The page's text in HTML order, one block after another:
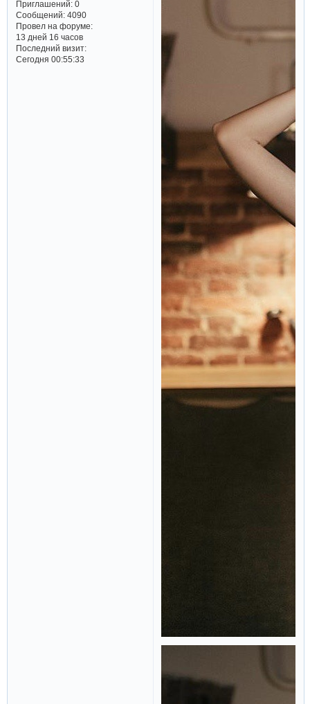
Приглашений:0
Сообщений:4090
Провел на форуме:
13 дней 16 часов
Последний визит:
Сегодня 00:55:33